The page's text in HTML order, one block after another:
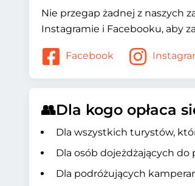
Nie przegap żadnej z naszych
Instagramie i Facebooku, aby
Facebook
👥Dla kogo opłaca
Dla wszystkich turystów,
Dla osób dojeżdżających do
Dla podróżujących